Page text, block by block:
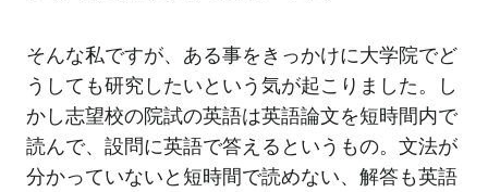
そんな私ですが、ある事をきっかけに大学院でど
うしても研究したいという気が起こりました。し
かし志望校の院試の英語は英語論文を短時間内で
読んで、設問に英語で答えるというもの。文法が
分かっていないと短時間で読めない、解答も英語